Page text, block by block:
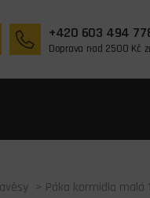
+420 603 494
Doprava nad 2500 Kč
> Páka kormidla malá